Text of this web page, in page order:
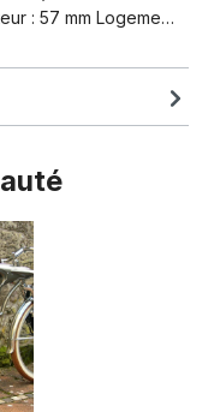
: 57 mm Logeme…